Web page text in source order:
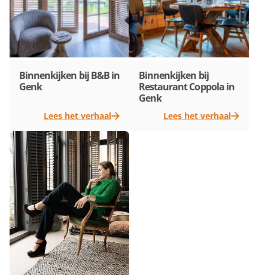
Binnenkijken bij B&B in
Genk
Lees het verhaal
Binnenkijken bij
Restaurant Coppola in
Genk
Lees het verhaal